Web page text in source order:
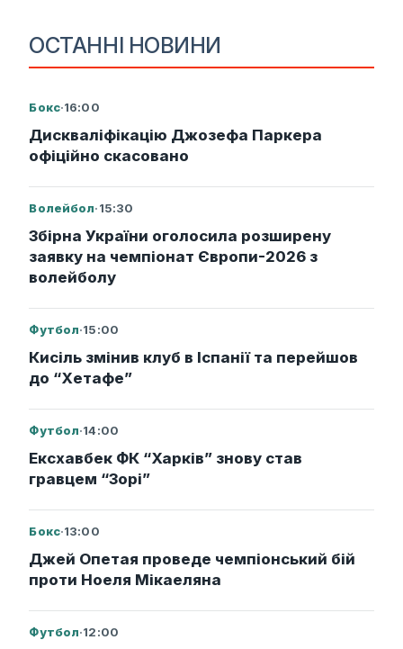
ОСТАННІ НОВИНИ
Бокс·16:00
Дискваліфікацію Джозефа Паркера
офіційно скасовано
Волейбол·15:30
Збірна України оголосила розширену
заявку на чемпіонат Європи-2026 з
волейболу
Футбол·15:00
Кисіль змінив клуб в Іспанії та перейшов
до “Хетафе”
Футбол·14:00
Ексхавбек ФК “Харків” знову став
гравцем “Зорі”
Бокс·13:00
Джей Опетая проведе чемпіонський бій
проти Ноеля Мікаеляна
Футбол·12:00